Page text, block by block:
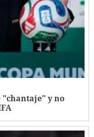
"chantaje" y no